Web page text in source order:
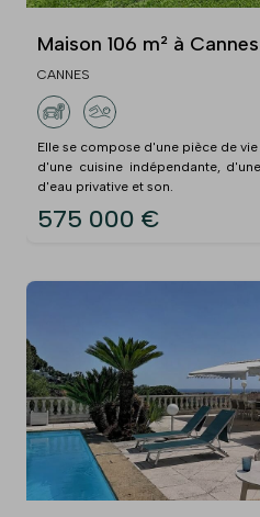
Maison 106 m² à Cannes
CANNES
Elle se compose d'une pièce de
d'une cuisine indépendante,
d'eau privative et son.
575 000 €